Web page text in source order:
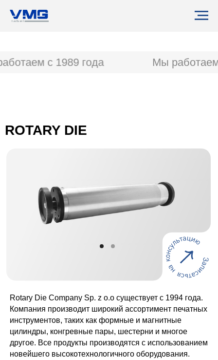
с 1989 года Мы работаем
ROTARY DIE
Rotary Die Company Sp. z o.o существует с 1994 года.
Компания производит широкий ассортимент печатных
инструментов, таких как формные и магнитные
цилиндры, конгревные пары, шестерни и многое
другое. Все продукты производятся с использованием
новейшего высокотехнологичного оборудования.